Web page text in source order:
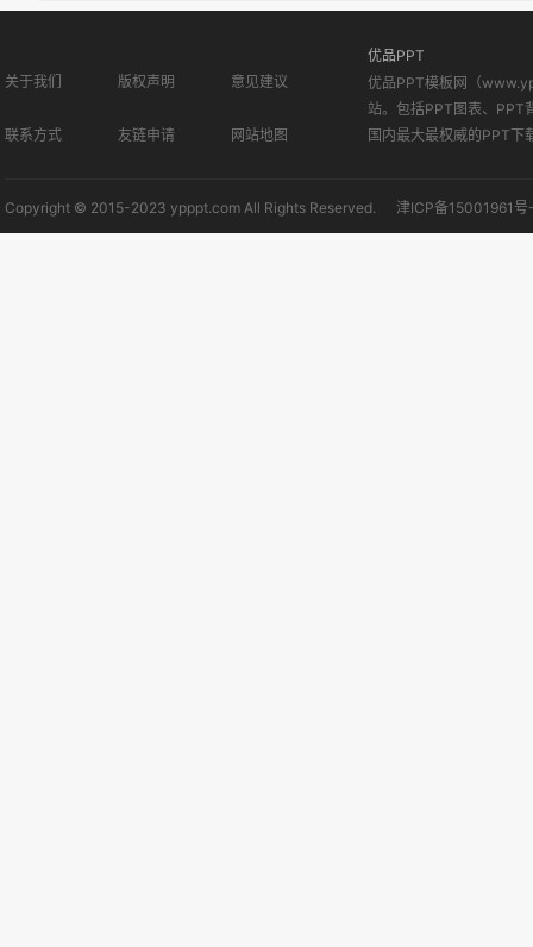
关于我们 版权声明 意见建议
联系方式 友链申请 网站地图
优品PPT
优品PPT模板网（
站。包括PPT图表、PPT
国内最大最权威的PPT下
Copyright © 2015-2023 ypppt.com All Rights Reserved. 津ICP备15001961号